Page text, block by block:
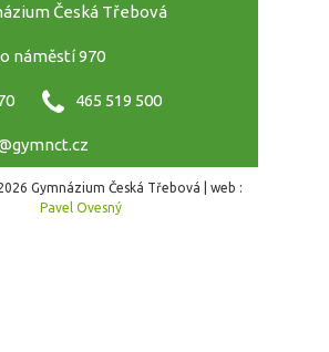
Česká Třebová
náměstí 970
465 519 500
Gymnázium Česká Třebová | web :
Pavel Ovesný